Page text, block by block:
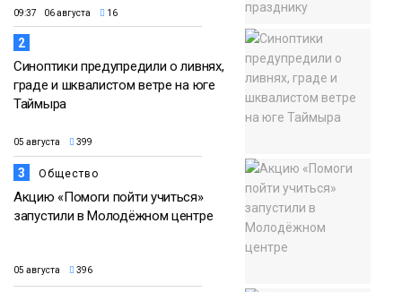
09:37 06 августа 16
2
Синоптики предупредили о ливнях,
граде и шквалистом ветре на юге
Таймыра
05 августа 399
3 Общество
Акцию «Помоги пойти учиться»
запустили в Молодёжном центре
05 августа 396